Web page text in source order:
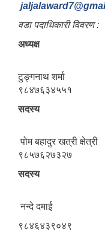
वडा पदाधिकारी विवरण :
अध्यक्ष
टुङ्गनाथ शर्मा
९८४७६३४५५१
सदस्य
पोम बहादुर खत्री क्षेत्री
९८५७६२७३२७
सदस्य
नन्दे दमाई
९८४६४३९०४९